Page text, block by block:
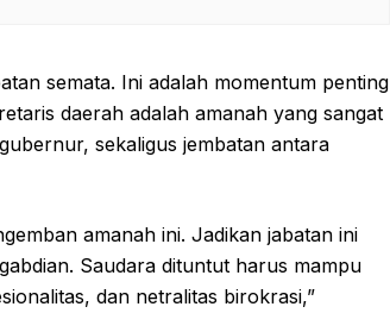
semata. Ini adalah momentum penting
daerah adalah amanah yang sangat
sekaligus jembatan antara
amanah ini. Jadikan jabatan ini
Saudara dituntut harus mampu
dan netralitas birokrasi,”